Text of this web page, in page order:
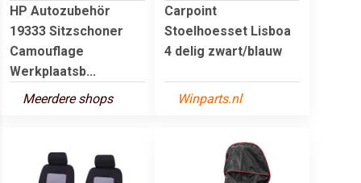
HP Autozubehör
19333 Sitzschoner
Camouflage
Werkplaatsb...
Meerdere shops
Carpoint
Stoelhoesset Lisboa
4 delig zwart/blauw
Winparts.nl